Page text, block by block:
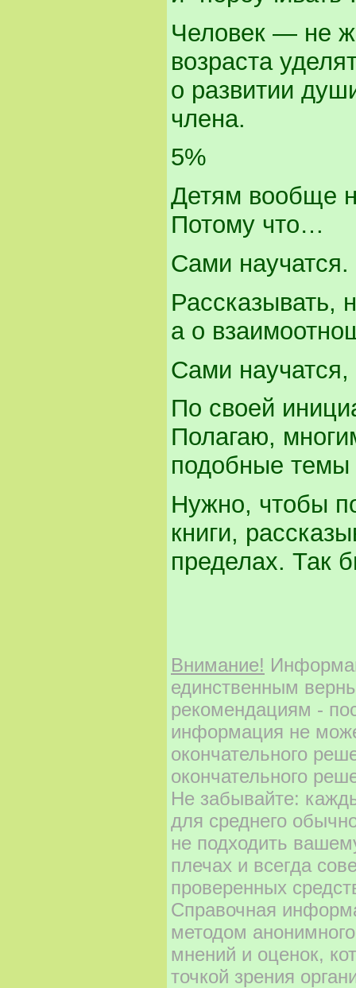
Человек — не
возраста
о развитии
члена.
5%
Детям вообще
Потому что…
Сами научатся.
Рассказывать,
а о
Сами научатся,
По своей
Полагаю,
подобные темы
Нужно, чтобы
книги,
пределах. Так
Внимание!
единственным
рекомендациям -
информация не
окончательного
окончательного
Не забывайте:
для среднего
не подходить
плечах и всегда
проверенных
Справочная
методом
мнений и оценок,
точкой зрения